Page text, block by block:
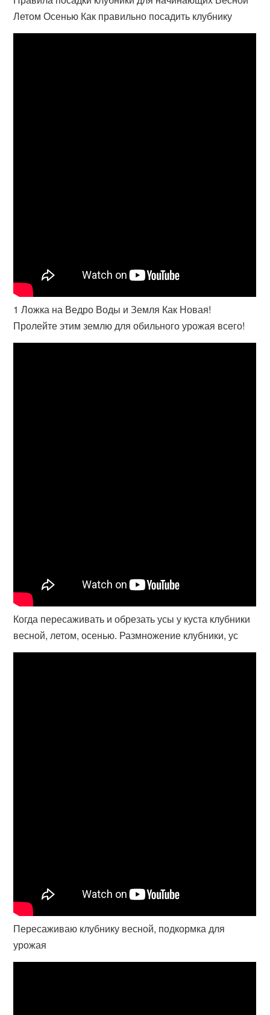
Летом Осенью Как правильно посадить клубнику
1 Ложка на Ведро Воды и Земля Как Новая!
Пролейте этим землю для обильного урожая всего!
Когда пересаживать и обрезать усы у куста клубники
весной, летом, осенью. Размножение клубники, ус
Пересаживаю клубнику весной, подкормка для
урожая